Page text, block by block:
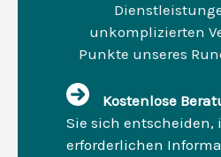
unkomplizierten
Punkte unseres
Kostenlose
Sie sich entscheiden,
erforderlichen